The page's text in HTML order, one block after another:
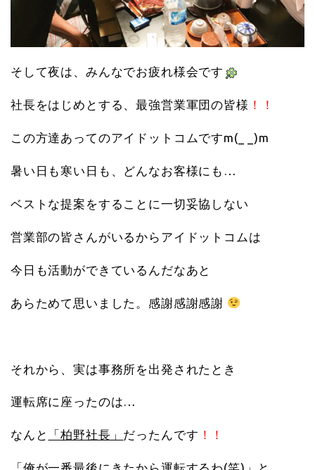
そして夜は、みんなでお疲れ様会です
社長をはじめとする、最強営業軍団の皆様 ！！
この方達あってのアイドットコムですm(_ _)m
暑い日も寒い日も、どんなお客様にも…
ベストな提案をすることに一切妥協しない
営業部の皆さんがいるからアイドットコムは
今日も活動ができているんだなあと
あらためて思いました。感謝感謝感謝
それから、実は事務所を出発されたとき
運転席に座ったのは…
なんと 「柏野社長」 だったんです ！！